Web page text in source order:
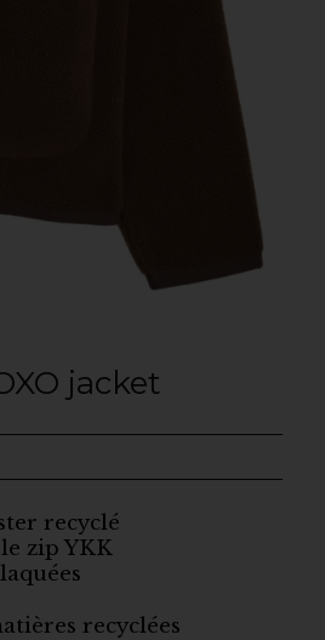
jacket
recyclé
zip YKK
recyclées